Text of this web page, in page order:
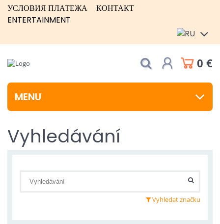
УСЛОВИЯ ПЛАТЕЖА
КОНТАКТ
ENTERTAINMENT
0 €
MENU
Vyhledávání
Vyhledat značku